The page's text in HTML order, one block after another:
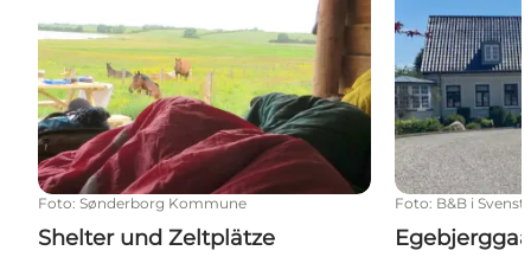
Foto: Sønderborg Kommune
Shelter und Zeltplätze
Foto: B&B i